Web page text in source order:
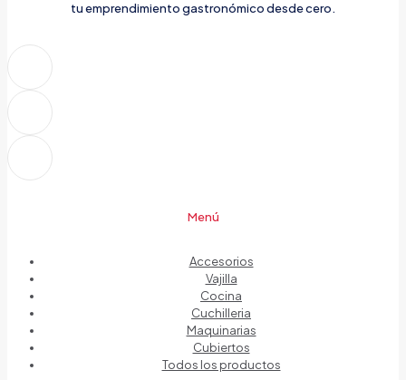
tu emprendimiento gastronómico desde cero.
Menú
Accesorios
Vajilla
Cocina
Cuchilleria
Maquinarias
Cubiertos
Todos los productos